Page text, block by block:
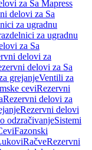
za Sa Mapress
delovi za Sa
za ugradnu
za ugradnu
za Sa
delovi za
delovi za Sa
grejanjeVentili za
ceviRezervni
Rezervni delovi za
Rezervni delovi
odzračivanjeSistemi
Fazonski
RačveRezervni